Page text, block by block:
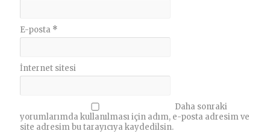
E-posta *
İnternet sitesi
Daha sonraki
yorumlarımda kullanılması için adım, e-posta adresim ve
site adresim bu tarayıcıya kaydedilsin.